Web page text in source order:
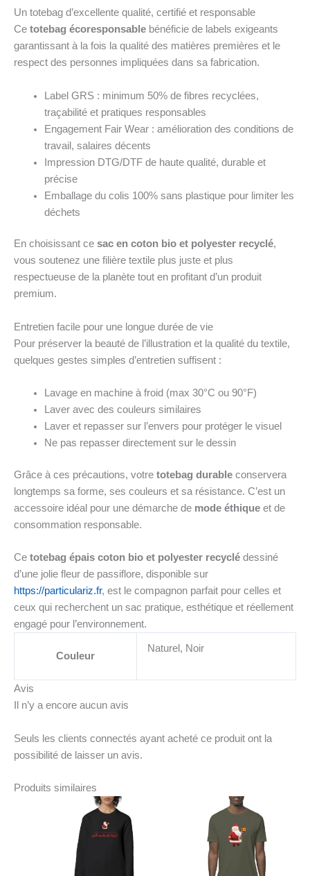
Un totebag d’excellente qualité, certifié et responsable
Ce totebag écoresponsable bénéficie de labels exigeants
garantissant à la fois la qualité des matières premières et le
respect des personnes impliquées dans sa fabrication.
Label GRS : minimum 50% de fibres recyclées,
traçabilité et pratiques responsables
Engagement Fair Wear : amélioration des conditions de
travail, salaires décents
Impression DTG/DTF de haute qualité, durable et
précise
Emballage du colis 100% sans plastique pour limiter les
déchets
En choisissant ce sac en coton bio et polyester recyclé,
vous soutenez une filière textile plus juste et plus
respectueuse de la planète tout en profitant d’un produit
premium.
Entretien facile pour une longue durée de vie
Pour préserver la beauté de l’illustration et la qualité du textile,
quelques gestes simples d’entretien suffisent :
Lavage en machine à froid (max 30°C ou 90°F)
Laver avec des couleurs similaires
Laver et repasser sur l’envers pour protéger le visuel
Ne pas repasser directement sur le dessin
Grâce à ces précautions, votre totebag durable conservera
longtemps sa forme, ses couleurs et sa résistance. C’est un
accessoire idéal pour une démarche de mode éthique et de
consommation responsable.
Ce totebag épais coton bio et polyester recyclé dessiné
d’une jolie fleur de passiflore, disponible sur
https://particulariz.fr, est le compagnon parfait pour celles et
ceux qui recherchent un sac pratique, esthétique et réellement
engagé pour l’environnement.
Couleur
Naturel, Noir
Avis
Il n’y a encore aucun avis
Seuls les clients connectés ayant acheté ce produit ont la
possibilité de laisser un avis.
Produits similaires
Ce
produit
a
variations.
Ce
a
plusieurs
variations.